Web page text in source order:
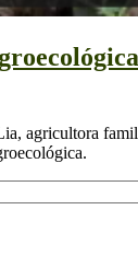
agricultora